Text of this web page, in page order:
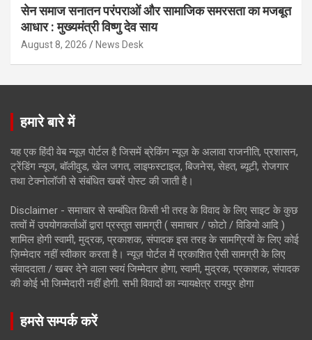
सेन समाज सनातन परंपराओं और सामाजिक समरसता का मजबूत
आधार : मुख्यमंत्री विष्णु देव साय
August 8, 2026 News Desk
हमारे बारे में
यह एक हिंदी वेब न्यूज़ पोर्टल है जिसमें ब्रेकिंग न्यूज़ के अलावा राजनीति, प्रशासन,
ट्रेंडिंग न्यूज, बॉलीवुड, खेल जगत, लाइफस्टाइल, बिजनेस, सेहत, ब्यूटी, रोजगार
तथा टेक्नोलॉजी से संबंधित खबरें पोस्ट की जाती है।
Disclaimer - समाचार से सम्बंधित किसी भी तरह के विवाद के लिए साइट के कुछ
तत्वों में उपयोगकर्ताओं द्वारा प्रस्तुत सामग्री ( समाचार / फोटो / विडियो आदि )
शामिल होगी स्वामी, मुद्रक, प्रकाशक, संपादक इस तरह के सामग्रियों के लिए कोई
ज़िम्मेदार नहीं स्वीकार करता है। न्यूज़ पोर्टल में प्रकाशित ऐसी सामग्री के लिए
संवाददाता / खबर देने वाला स्वयं जिम्मेदार होगा, स्वामी, मुद्रक, प्रकाशक, संपादक
की कोई भी जिम्मेदारी नहीं होगी. सभी विवादों का न्यायक्षेत्र रायपुर होगा
हमसे सम्पर्क करें